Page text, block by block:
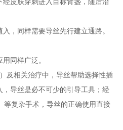
，同样需要导丝先行建立通路。
同样广泛。
及相关治疗中，导丝帮助选择性插
导丝是必不可少的引导工具；经
等复杂手术，导丝的正确使用直接